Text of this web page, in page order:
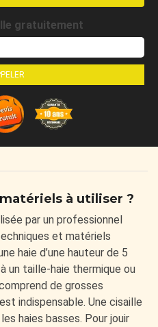
gratuitement
à utiliser ?
par un professionnel
et matériels
haie d’une hauteur de 5
un taille-haie thermique ou
de grosses
indispensable. Une cisaille
haies basses. Pour jouir